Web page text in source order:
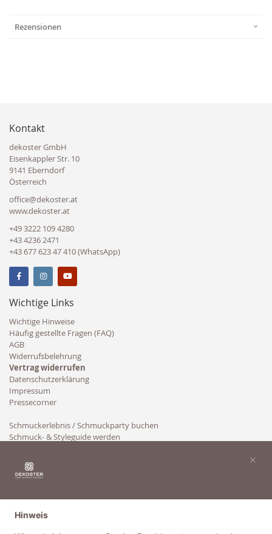
Rezensionen
Kontakt
dekoster GmbH
Eisenkappler Str. 10
9141 Eberndorf
Österreich
office@dekoster.at
www.dekoster.at
+49 3222 109 4280
+43 4236 2471
+43 677 623 47 410 (WhatsApp)
Wichtige Links
Wichtige Hinweise
Häufig gestellte Fragen (FAQ)
AGB
Widerrufsbelehrung
Vertrag widerrufen
Datenschutzerklärung
Impressum
Pressecorner
Schmuckerlebnis / Schmuckparty buchen
Schmuck- & Styleguide werden
Hinweis
×